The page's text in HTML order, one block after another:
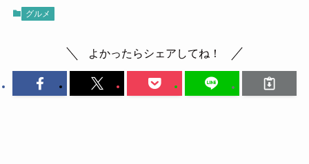
グルメ
よかったらシェアしてね！